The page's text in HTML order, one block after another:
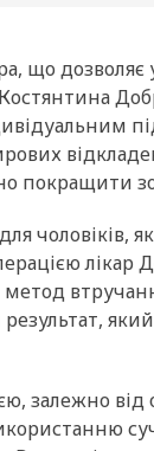
що дозволяє
покращити
чоловіків,
лікар
залежно від